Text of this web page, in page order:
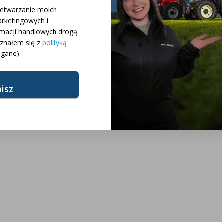
konfiguracji
modeli
moich
i
handlowych drogą
się z polityką